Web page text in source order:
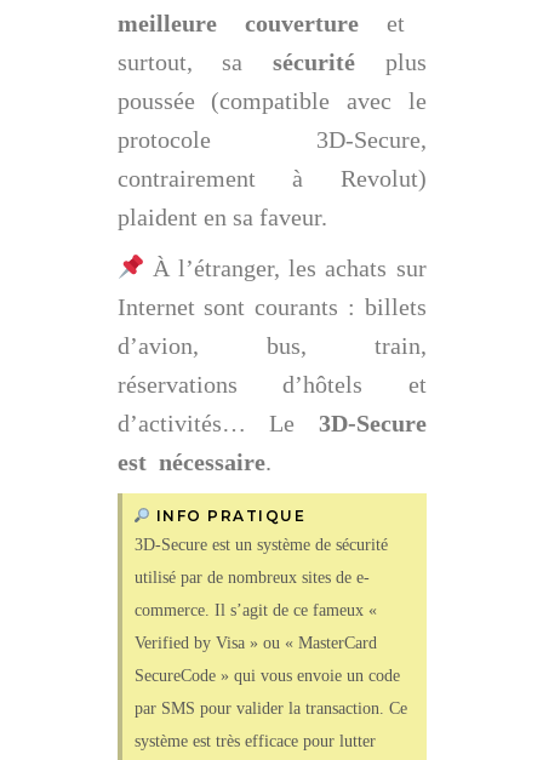
meilleure couvertureet
surtout, sa sécuritéplus
poussée (compatible avec le
protocole 3D-Secure,
contrairement à Revolut)
plaident en sa faveur.
À l’étranger, les achats sur
Internet sont courants : billets
d’avion, bus, train,
réservations d’hôtels et
d’activités… Le 3D-Secure
est nécessaire.
INFO PRATIQUE
3D-Secure est un système de sécurité
utilisé par de nombreux sites de e-
commerce. Il s’agit de ce fameux «
Verified by Visa » ou « MasterCard
SecureCode » qui vous envoie un code
par SMS pour valider la transaction. Ce
système est très efficace pour lutter